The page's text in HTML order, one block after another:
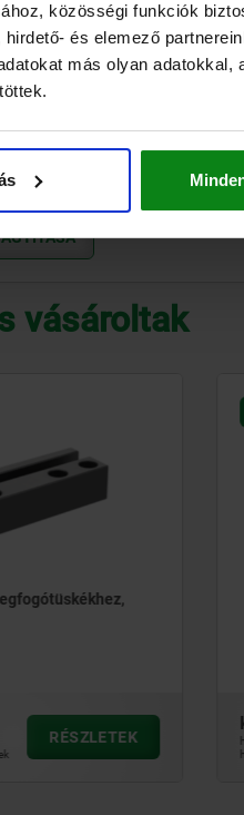
közösségi funkciók
és elemező
más olyan adatokkal,
Támasztóerő max. 30 Nm (kN)
vásároltak
Forgókaros leszorítók,
kezdet
hozzáértve Áfa
hozzáértve szállítási költségek